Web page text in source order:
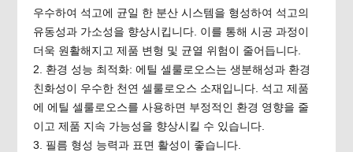
우수하여 석고에 균일 한 분산 시스템을 형성하여 석고의
유동성과 가소성을 향상시킵니다. 이를 통해 시공 과정이
더욱 원활해지고 제품 변형 및 균열 위험이 줄어듭니다.
2. 환경 성능 최적화: 에틸 셀룰로오스는 생분해성과 환경
친화성이 우수한 천연 셀룰로오스 소재입니다. 석고 제품
에 에틸 셀룰로오스를 사용하면 부정적인 환경 영향을 줄
이고 제품 지속 가능성을 향상시킬 수 있습니다.
3. 필름 형성 능력과 표면 활성이 좋습니다.